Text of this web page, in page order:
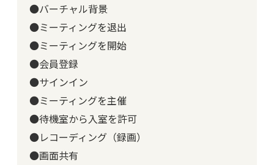
●バーチャル背景
●ミーティングを退出
●ミーティングを開始
●会員登録
●サインイン
●ミーティングを主催
●待機室から入室を許可
●レコーディング（録画）
●画面共有